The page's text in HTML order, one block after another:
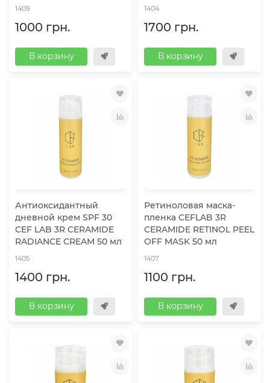
1409
1000 грн.
В корзину
1404
1700 грн.
В корзину
Антиоксидантный
дневной крем SPF 30
CEF LAB 3R CERAMIDE
RADIANCE CREAM 50 мл
1405
1400 грн.
В корзину
Ретиноловая маска-
пленка CEFLAB 3R
CERAMIDE RETINOL PEEL
OFF MASK 50 мл
1407
1100 грн.
В корзину